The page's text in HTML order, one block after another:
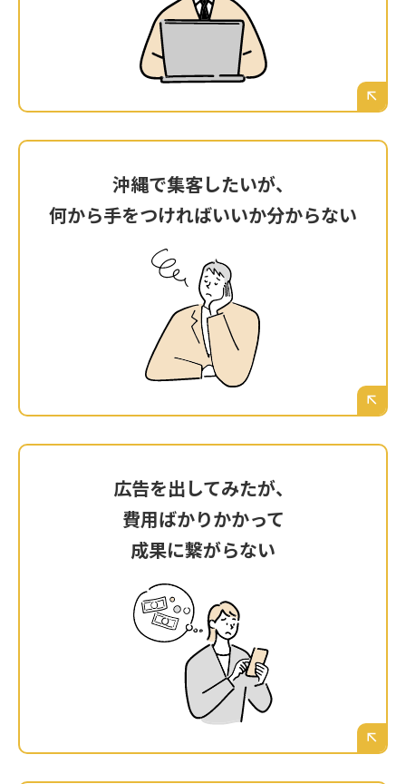
に開いてみても、訪問者数はほぼゼロ。沖縄の
知人以外、一体誰が見ているのだろうか…と不
沖縄で集客したいが、
何から手をつければいいか分からない
沖縄で集客したいが、
何から手をつければいいか分からない
SEO対策、ウェブ広告、SNS…言葉は聞くけれ
ど、自社の場合、沖縄の顧客にアプローチする
には、どれが正解なのか。専門知識がなく、最
初の一歩が踏み出せない。
広告を出してみたが、
費用ばかりかかって
成果に繋がらない
広告を出してみたが、
費用ばかりかかって
成果に繋がらない
勇気を出してリスティング広告にお金を使って
みた。クリックはされるものの、お問い合わせ
や売上には全く繋がらず、ただ広告費だけが消